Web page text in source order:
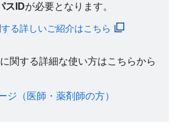
スIDが必要となります。
る詳しいご紹介はこちら
関する詳細な使い方はこちらから
ジ（医師・薬剤師の方）​